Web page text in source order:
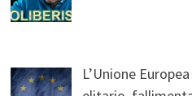
L’Unione